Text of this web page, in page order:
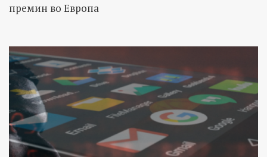
премин во Европа